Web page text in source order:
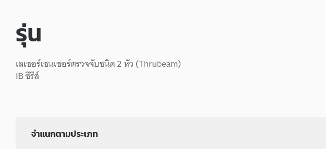
รุ่น
เลเซอร์เซนเซอร์ตรวจจับชนิด 2 หัว (Thrubeam)
IB ซีรีส์
จำแนกตามประเภท